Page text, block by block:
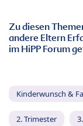
Zu diesen
andere Eltern
im HiPP Forum
Kinderwunsch &
2. Trimester